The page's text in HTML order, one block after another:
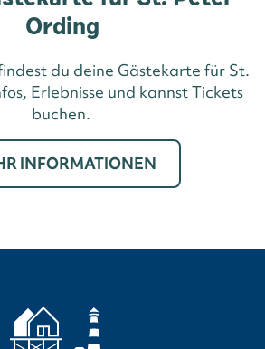
Ording
du deine Gästekarte für St.
Erlebnisse und kannst Tickets
buchen.
INFORMATIONEN